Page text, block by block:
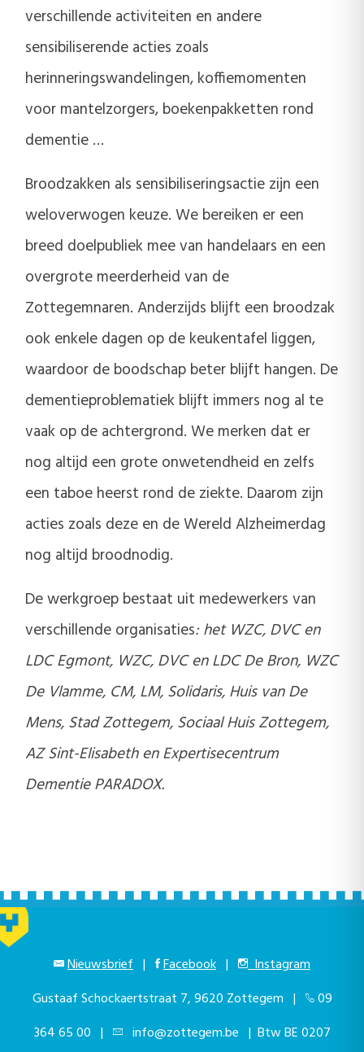
verschillende activiteiten en andere
sensibiliserende acties zoals
herinneringswandelingen, koffiemomenten
voor mantelzorgers, boekenpakketten rond
dementie …
Broodzakken als sensibiliseringsactie zijn een
weloverwogen keuze. We bereiken er een
breed doelpubliek mee van handelaars en een
overgrote meerderheid van de
Zottegemnaren. Anderzijds blijft een broodzak
ook enkele dagen op de keukentafel liggen,
waardoor de boodschap beter blijft hangen. De
dementieproblematiek blijft immers nog al te
vaak op de achtergrond. We merken dat er
nog altijd een grote onwetendheid en zelfs
een taboe heerst rond de ziekte. Daarom zijn
acties zoals deze en de Wereld Alzheimerdag
nog altijd broodnodig.
De werkgroep bestaat uit medewerkers van
verschillende organisaties: het WZC, DVC en
LDC Egmont, WZC, DVC en LDC De Bron, WZC
De Vlamme, CM, LM, Solidaris, Huis van De
Mens, Stad Zottegem, Sociaal Huis Zottegem,
AZ Sint-Elisabeth en Expertisecentrum
Dementie PARADOX.
Nieuwsbrief | Facebook |
Instagram
Gustaaf Schockaertstraat 7, 9620 Zottegem |
09
364 65 00 | info@zottegem.be | Btw BE 0207